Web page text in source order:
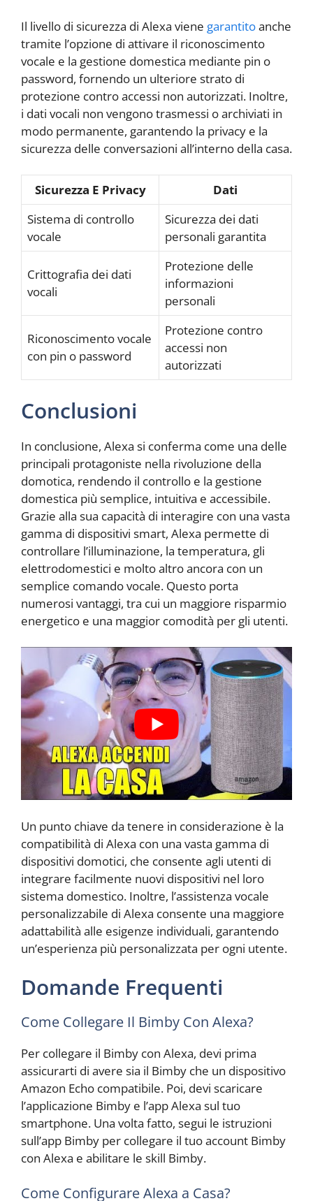
Il livello di sicurezza di Alexa viene garantitoanche
tramite l’opzione di attivare il riconoscimento
vocale e la gestione domestica mediante pin o
password, fornendo un ulteriore strato di
protezione contro accessi non autorizzati. Inoltre,
i dati vocali non vengono trasmessi o archiviati in
modo permanente, garantendo la privacy e la
sicurezza delle conversazioni all’interno della casa.
Sicurezza E Privacy
Dati
Sistema di controllo
vocale
Sicurezza dei dati
personali garantita
Crittografia dei dati
vocali
Protezione delle
informazioni
personali
Riconoscimento vocale
con pin o password
Protezione contro
accessi non
autorizzati
Conclusioni
In conclusione, Alexa si conferma come una delle
principali protagoniste nella rivoluzione della
domotica, rendendo il controllo e la gestione
domestica più semplice, intuitiva e accessibile.
Grazie alla sua capacità di interagire con una vasta
gamma di dispositivi smart, Alexa permette di
controllare l’illuminazione, la temperatura, gli
elettrodomestici e molto altro ancora con un
semplice comando vocale. Questo porta
numerosi vantaggi, tra cui un maggiore risparmio
energetico e una maggior comodità per gli utenti.
Un punto chiave da tenere in considerazione è la
compatibilità di Alexa con una vasta gamma di
dispositivi domotici, che consente agli utenti di
integrare facilmente nuovi dispositivi nel loro
sistema domestico. Inoltre, l’assistenza vocale
personalizzabile di Alexa consente una maggiore
adattabilità alle esigenze individuali, garantendo
un’esperienza più personalizzata per ogni utente.
Domande Frequenti
Come Collegare Il Bimby Con Alexa?
Per collegare il Bimby con Alexa, devi prima
assicurarti di avere sia il Bimby che un dispositivo
Amazon Echo compatibile. Poi, devi scaricare
l’applicazione Bimby e l’app Alexa sul tuo
smartphone. Una volta fatto, segui le istruzioni
sull’app Bimby per collegare il tuo account Bimby
con Alexa e abilitare le skill Bimby.
Come Configurare Alexa a Casa?